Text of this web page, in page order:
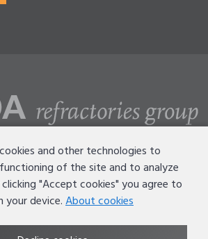
and other technologies to
of the site and to analyze
"Accept cookies" you agree to
your device.About cookies